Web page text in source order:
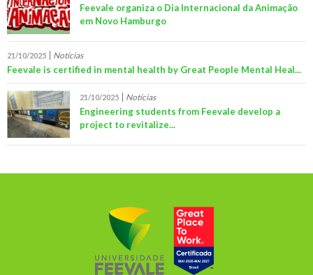
Feevale organiza o Dia Internacional da Animação
em Novo Hamburgo
21/10/2025 Notícias
Feevale is certified in mental health by Great People Mental Heal...
21/10/2025 Notícias
Engineering students from Feevale develop a
project to revitalize...